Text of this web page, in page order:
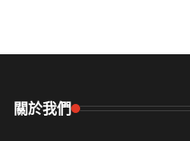
關於我們